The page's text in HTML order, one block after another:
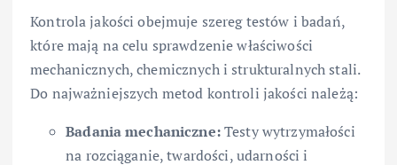
Kontrola jakości obejmuje szereg testów i badań,
które mają na celu sprawdzenie właściwości
mechanicznych, chemicznych i strukturalnych stali.
Do najważniejszych metod kontroli jakości należą:
Badania mechaniczne:Testy wytrzymałości
na rozciąganie, twardości, udarności i